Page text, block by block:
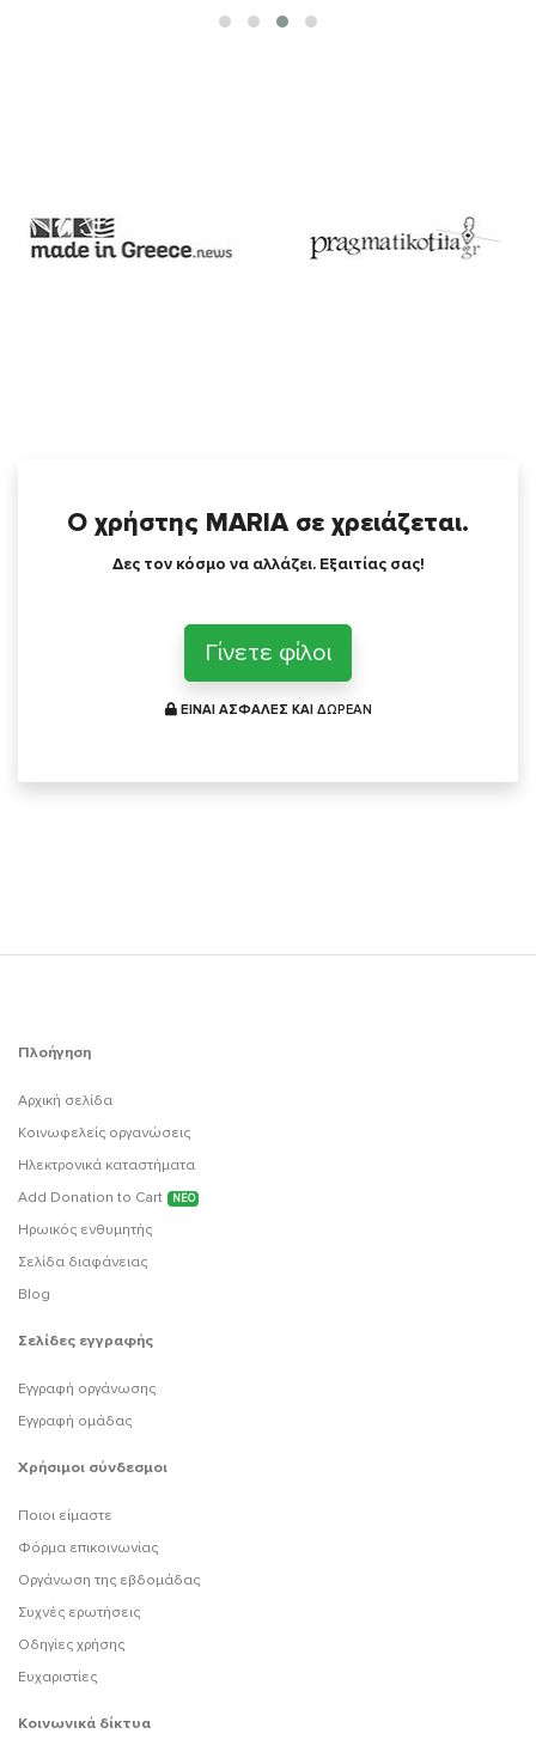
Ο χρήστης MARIA σε χρειάζεται.
Δες τον κόσμο να αλλάζει. Εξαιτίας σας!
Γίνετε φίλοι
ΕΙΝΑΙ ΑΣΦΑΛΕΣ ΚΑΙ ΔΩΡΕΑΝ
Πλοήγηση
Αρχική σελίδα
Κοινωφελείς οργανώσεις
Ηλεκτρονικά καταστήματα
Add Donation to Cart
ΝΕΟ
Ηρωικός ενθυμητής
Σελίδα διαφάνειας
Blog
Σελίδες εγγραφής
Εγγραφή οργάνωσης
Εγγραφή ομάδας
Χρήσιμοι σύνδεσμοι
Ποιοι είμαστε
Φόρμα επικοινωνίας
Οργάνωση της εβδομάδας
Συχνές ερωτήσεις
Οδηγίες χρήσης
Ευχαριστίες
Κοινωνικά δίκτυα